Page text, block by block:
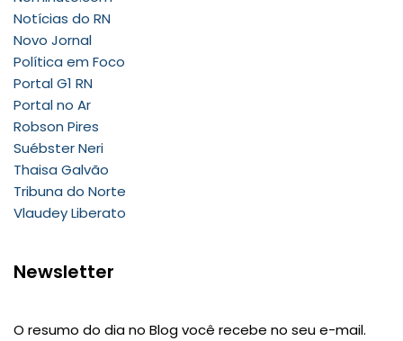
Notícias do RN
Novo Jornal
Política em Foco
Portal G1 RN
Portal no Ar
Robson Pires
Suébster Neri
Thaisa Galvão
Tribuna do Norte
Vlaudey Liberato
Newsletter
O resumo do dia no Blog você recebe no seu e-mail.